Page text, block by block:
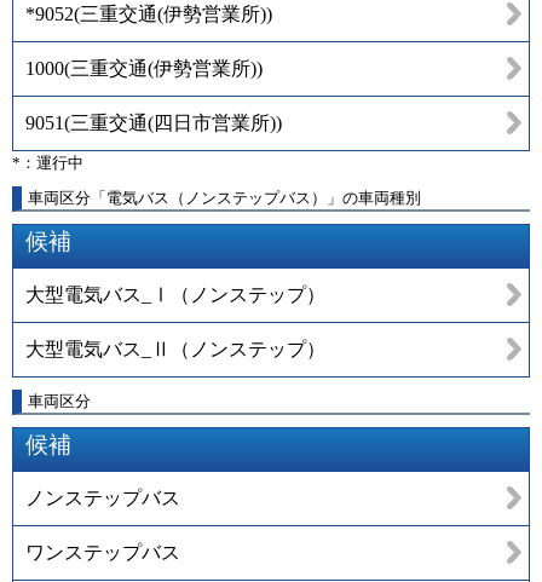
*9052(三重交通(伊勢営業所))
1000(三重交通(伊勢営業所))
9051(三重交通(四日市営業所))
*：運行中
車両区分「電気バス（ノンステップバス）」の車両種別
候補
大型電気バス_Ⅰ（ノンステップ）
大型電気バス_Ⅱ（ノンステップ）
車両区分
候補
ノンステップバス
ワンステップバス